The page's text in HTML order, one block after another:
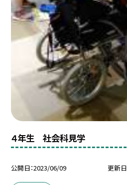
４年生 社会科見学
公開日 2023/06/09 更新日